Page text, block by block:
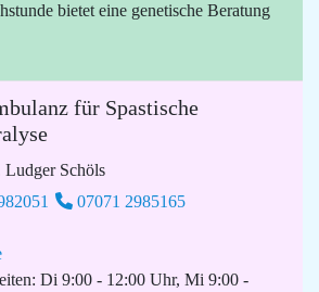
bietet eine genetische Beratung
für Spastische
Ludger Schöls
07071 2985165
Di 9:00 - 12:00 Uhr, Mi 9:00 -